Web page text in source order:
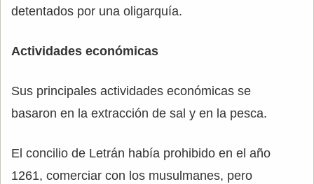
detentados por una oligarquía.
Actividades económicas
Sus principales actividades económicas se
basaron en la extracción de sal y en la pesca.
El concilio de Letrán había prohibido en el año
1261, comerciar con los musulmanes, pero